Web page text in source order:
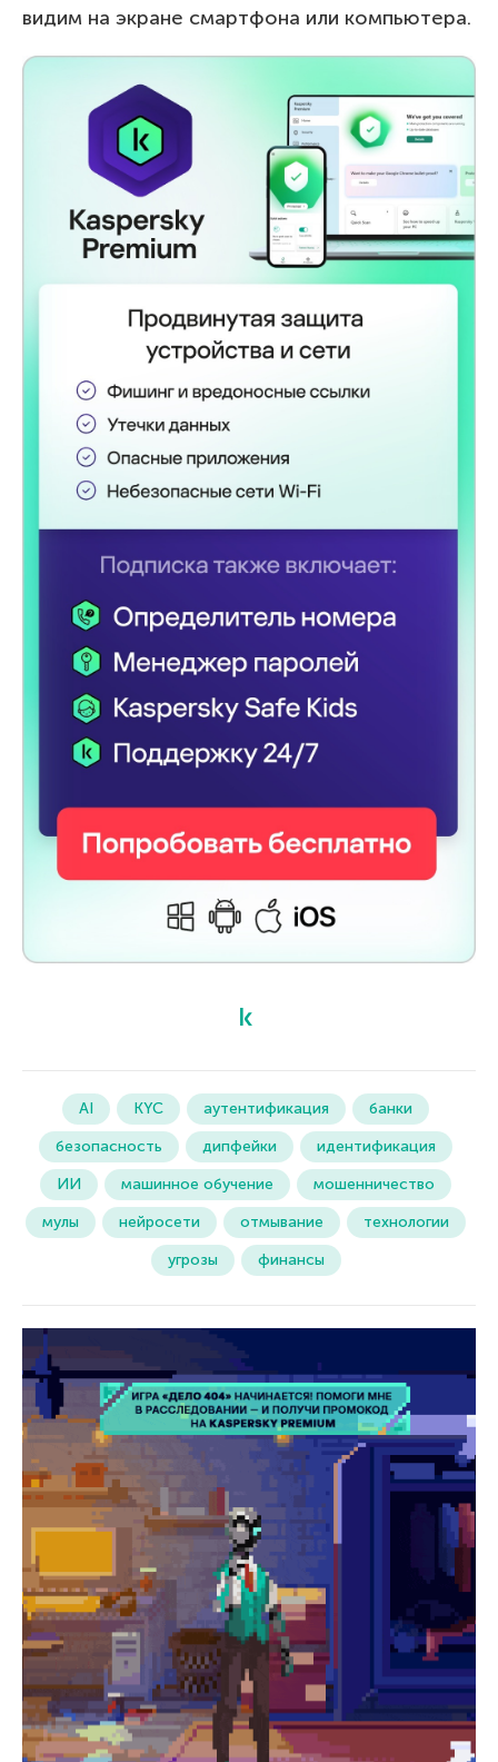
видим на экране смартфона или компьютера.
AI KYC аутентификация
банки
безопасность
дипфейки
идентификация
ИИ
машинное обучение
мошенничество
мулы
нейросети отмывание
технологии
угрозы
финансы